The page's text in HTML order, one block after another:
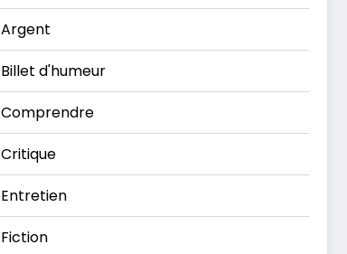
Argent
Billet d'humeur
Comprendre
Critique
Entretien
Fiction